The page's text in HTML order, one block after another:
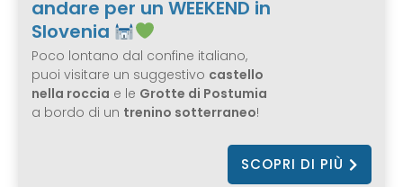
andare per un WEEKEND in
Slovenia
Poco lontano dal confine italiano,
puoi visitare un suggestivo castello
nella roccia e le Grotte di Postumia
a bordo di un trenino sotterraneo!
SCOPRI DI PIÙ